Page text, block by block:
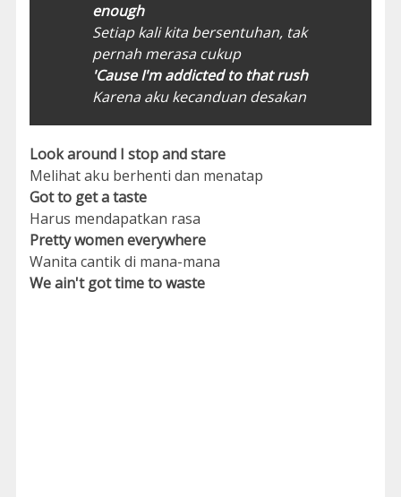
enough
Setiap kali kita bersentuhan, tak
pernah merasa cukup
'Cause I'm addicted to that rush
Karena aku kecanduan desakan
Look around I stop and stare
Melihat aku berhenti dan menatap
Got to get a taste
Harus mendapatkan rasa
Pretty women everywhere
Wanita cantik di mana-mana
We ain't got time to waste